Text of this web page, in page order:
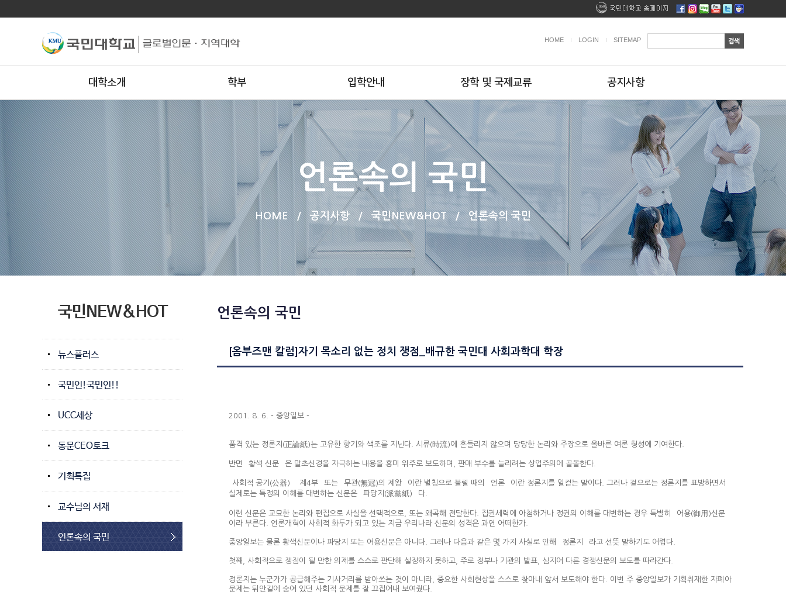
HOME LOGIN SITEMAP
대학소개 학부 입학안내 장학 및 국제교류 공지사항
언론속의 국민
HOME / 공지사항 / 국민NEW&HOT / 언론속의 국민
국민NEW&HOT
뉴스플러스
국민인!국민인!!
UCC세상
동문CEO토크
기획특집
교수님의 서재
언론속의 국민
언론속의 국민
[옴부즈맨 칼럼]자기 목소리 없는 정치 쟁점_배규한 국민대 사회과학대 학장
2001. 8. 6. - 중앙일보 -
품격 있는 정론지(正論紙)는 고유한 향기와 색조를 지닌다. 시류(時流)에 흔들리지 않으며 당당한 논리와 주장으로 올바른 여론 형성에 기여한다.
반면 `황색 신문` 은 말초신경을 자극하는 내용을 흥미 위주로 보도하며, 판매 부수를 늘리려는 상업주의에 골몰한다.
`사회적 공기(公器)` `제4부` 또는 `무관(無冠)의 제왕` 이란 별칭으로 불릴 때의 `언론` 이란 정론지를 일컫는 말이다. 그러나 겉으로는 정론지를 표방하면서
실제로는 특정의 이해를 대변하는 신문은 `파당지(派黨紙)` 다.
이런 신문은 교묘한 논리와 편집으로 사실을 선택적으로, 또는 왜곡해 전달한다. 집권세력에 아첨하거나 정권의 이해를 대변하는 경우 특별히 `어용(御用)신문`
이라 부른다. 언론개혁이 사회적 화두가 되고 있는 지금 우리나라 신문의 성격은 과연 어떠한가.
중앙일보는 물론 황색신문이나 파당지 또는 어용신문은 아니다. 그러나 다음과 같은 몇 가지 사실로 인해 `정론지` 라고 선뜻 말하기도 어렵다.
첫째, 사회적으로 쟁점이 될 만한 의제를 스스로 판단해 설정하지 못하고, 주로 정부나 기관의 발표, 심지어 다른 경쟁신문의 보도를 따라간다.
정론지는 누군가가 공급해주는 기사거리를 받아쓰는 것이 아니라, 중요한 사회현상을 스스로 찾아내 앞서 보도해야 한다. 이번 주 중앙일보가 기획취재한 자폐아
문제는 뒤안길에 숨어 있던 사회적 문제를 잘 끄집어내 보여줬다.